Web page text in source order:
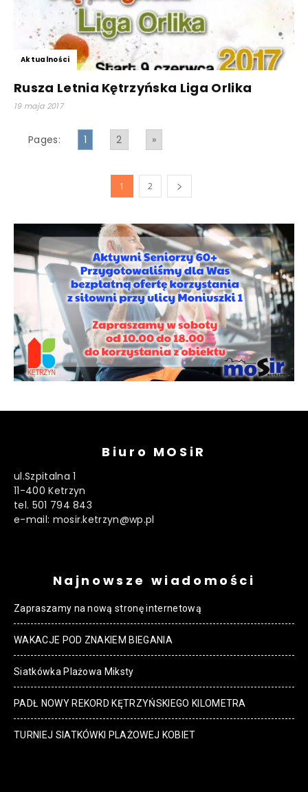
Aktualności
Rusza Letnia Kętrzyńska Liga Orlika
19 maja 2017
Pages: 1 2 »
1 2
Biuro MOSiR
ul.Szpitalna 1
11-400 Ketrzyn
tel. 501 794 843
e-mail: mosir.ketrzyn@wp.pl
Najnowsze wiadomości
Zapraszamy na nową stronę internetową
WAKACJE POD ZNAKIEM BIEGANIA
Siatkówka Plażowa Miksty
PADŁ NOWY REKORD KĘTRZYŃSKIEGO KILOMETRA
TURNIEJ SIATKÓWKI PLAŻOWEJ KOBIET